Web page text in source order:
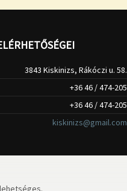
3843 Kiskinizs, Rákóczi u. 58.
+36 46 / 474-205
+36 46 / 474-205
kiskinizs@gmail.com